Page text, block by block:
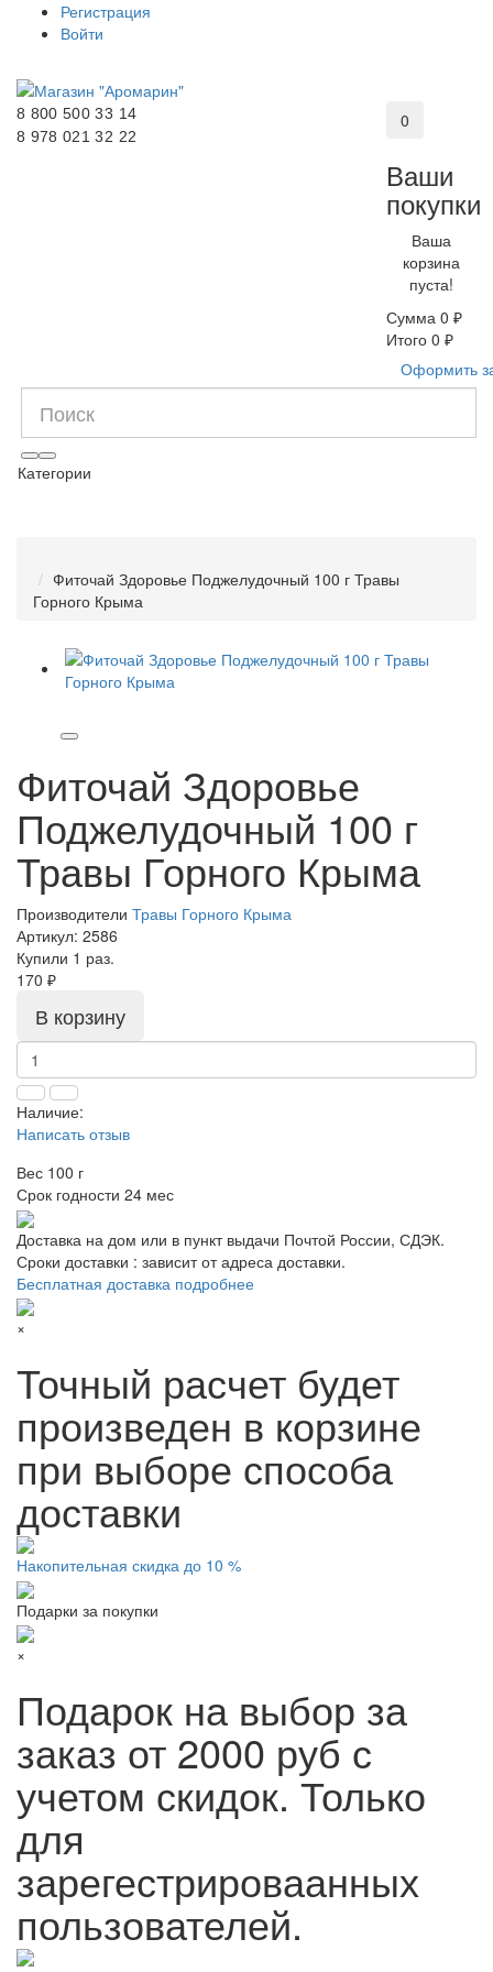
Регистрация
Войти
8 800 500 33 14
8 978 021 32 22
0
Ваши
покупки
Ваша
корзина
пуста!
Сумма 0 ₽
Итого 0 ₽
Оформить
Категории
Фиточай Здоровье Поджелудочный 100 г Травы
Горного Крыма
Фиточай Здоровье
Поджелудочный 100 г
Травы Горного Крыма
Производители Травы Горного Крыма
Артикул: 2586
Купили 1 раз.
170 ₽
В корзину
Наличие:
Написать отзыв
Вес 100 г
Срок годности 24 мес
Доставка на дом или в пункт выдачи Почтой России, СДЭК.
Сроки доставки : зависит от адреса доставки.
Бесплатная доставка подробнее
×
Точный расчет будет
произведен в корзине
при выборе способа
доставки
Накопительная скидка до 10 %
Подарки за покупки
×
Подарок на выбор за
заказ от 2000 руб с
учетом скидок. Только
для
зарегестрироваанных
пользователей.